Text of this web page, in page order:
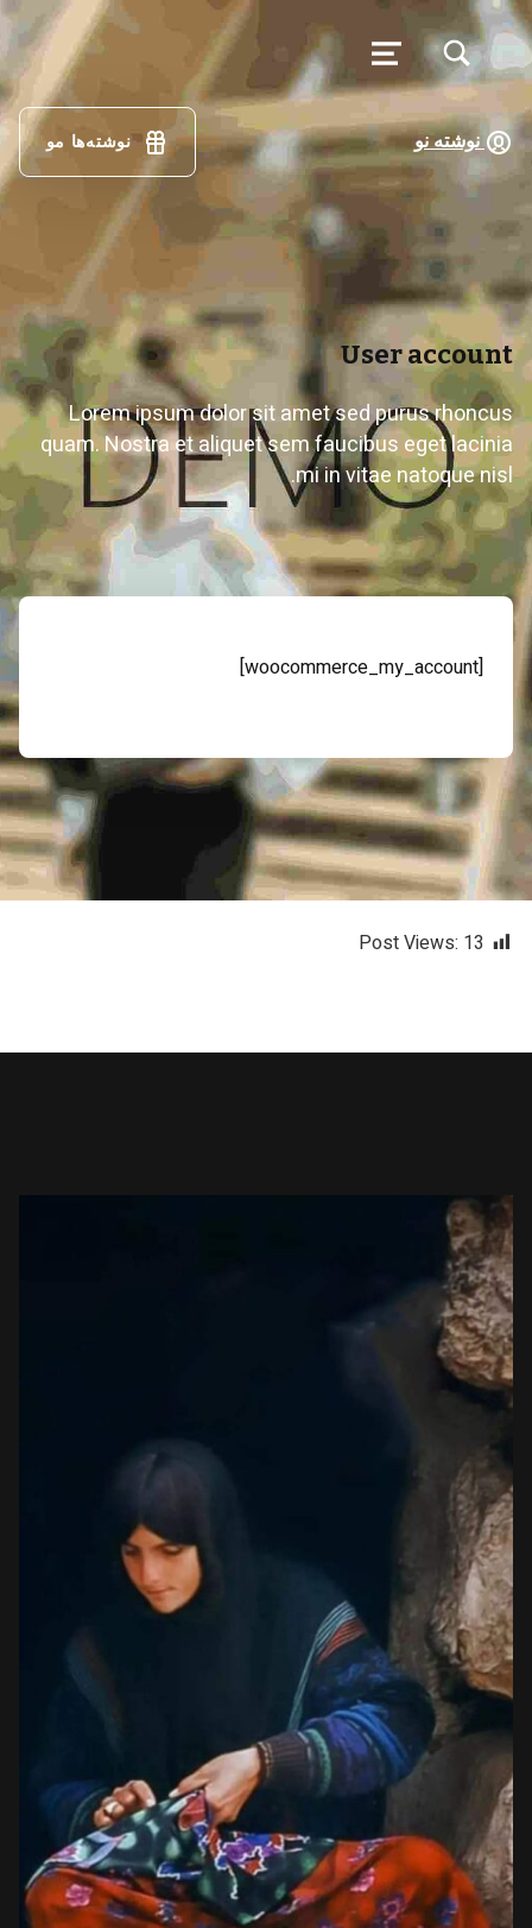
فرهنگ
لغت
گویش
مئیوند
با کمک همه همتباران در حال تکمیل جمع آوری اصطلاحات زبان لری بختیاری، گويش میوند هستیم
تغییر وضعیت جعبه مودال فرم جستجو
منو
نوشته نو نوشته‌ها مو
User account
Lorem ipsum dolor sit amet sed purus rhoncus
quam. Nostra et aliquet sem faucibus eget lacinia
mi in vitae natoque nisl.
[woocommerce_my_account]
Post Views: 13